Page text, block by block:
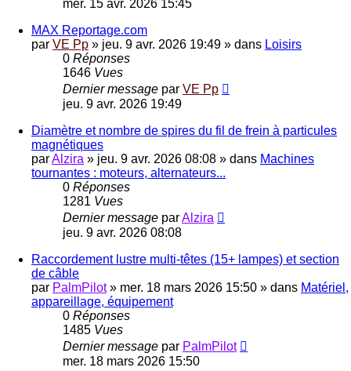
mer. 15 avr. 2026 15:45
MAX Reportage.com
par VE Pp » jeu. 9 avr. 2026 19:49 » dans Loisirs
0 Réponses
1646 Vues
Dernier message par VE Pp
jeu. 9 avr. 2026 19:49
Diamètre et nombre de spires du fil de frein à particules
magnétiques
parAlzira » jeu. 9 avr. 2026 08:08 » dans Machines
tournantes : moteurs, alternateurs...
0 Réponses
1281 Vues
Dernier message parAlzira
jeu. 9 avr. 2026 08:08
Raccordement lustre multi-têtes (15+ lampes) et section
de câble
par PalmPilot» mer. 18 mars 2026 15:50 » dans Matériel,
appareillage, équipement
0 Réponses
1485 Vues
Dernier message par PalmPilot
mer. 18 mars 2026 15:50